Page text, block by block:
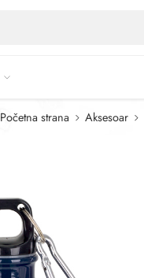
Početna strana Aksesoar